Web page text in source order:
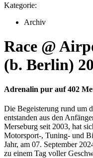
Kategorie:
Archiv
Race @
(b. Berlin)
Adrenalin pur auf 402
Die Begeisterung rund um
entstanden aus den
Merseburg seit 2003, hat
Motorsport-, Tuning- und
Jahr, am 07. September
zu einem Tag voller